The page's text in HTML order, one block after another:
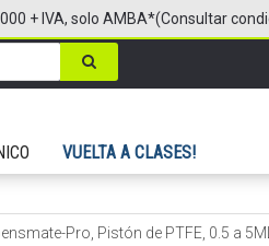
VUELTA A CLASES!
+ IVA, solo AMBA*(Consultar
Pro, Pistón de PTFE, 0.5 a 5ML